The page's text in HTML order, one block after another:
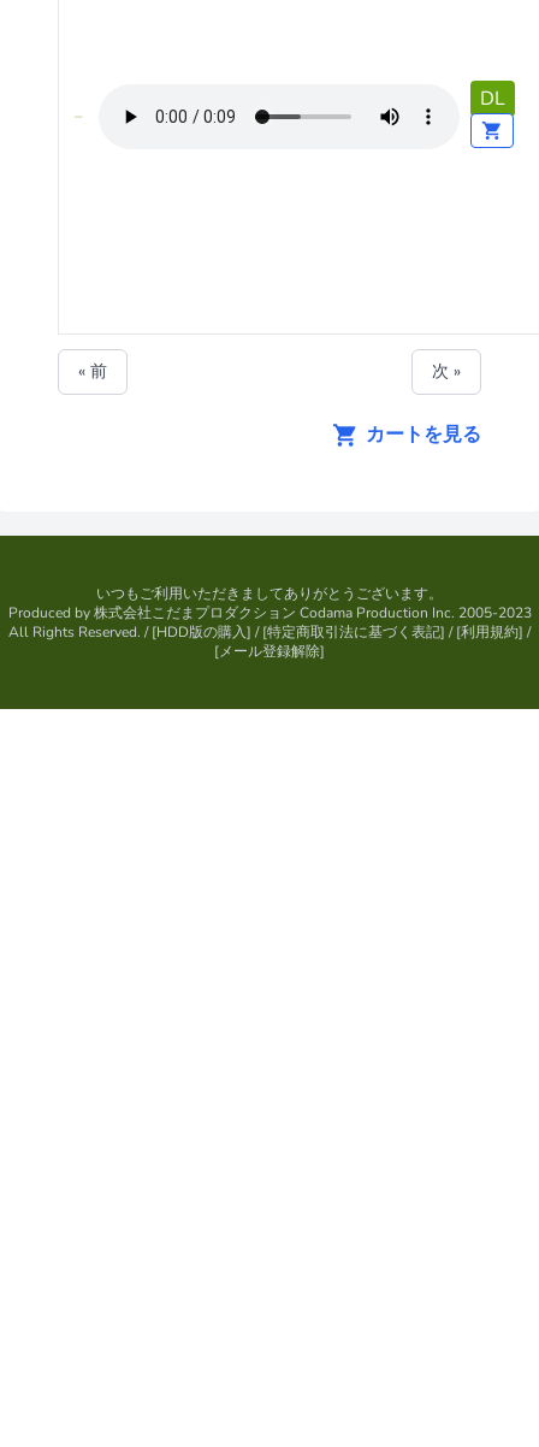
DL
« 前 次 »
カートを見る
いつもご利用いただきましてありがとうございます。
Produced by株式会社こだまプロダクション Codama Production Inc. 2005-2023
All Rights Reserved. / [HDD版の購入] / [特定商取引法に基づく表記] / [利用規約] /
[メール登録解除]